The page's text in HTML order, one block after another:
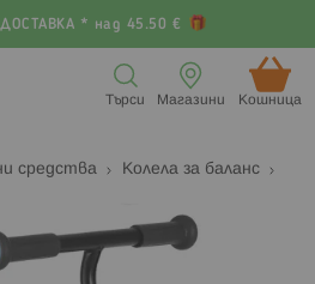
* над 45.50 €
Кошница (
Магазини
Търси
средства Колела за баланс